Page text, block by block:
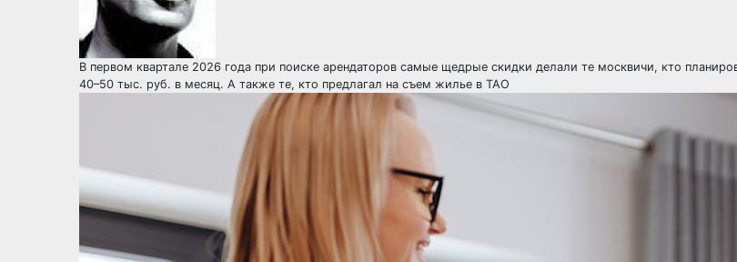
В первом квартале 2026 года при поиске арендаторов самые щедрые скидки делали те москвичи, кто
40–50 тыс. руб. в месяц. А также те, кто предлагал на съем жилье в ТАО